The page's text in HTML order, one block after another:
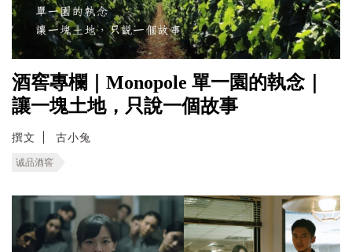
酒窖專欄｜Monopole 單一園的執念｜
讓一塊土地，只說一個故事
撰文 古小兔
诚品酒窖